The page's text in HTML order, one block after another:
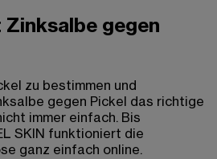
gegen
zu bestimmen und
gegen Pickel das richtige
immer einfach. Bis
SKIN funktioniert die
ganz einfach online.